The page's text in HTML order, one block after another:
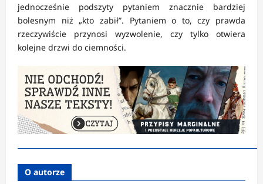
jednocześnie podszyty pytaniem znacznie bardziej
bolesnym niż „kto zabił”. Pytaniem o to, czy prawda
rzeczywiście przynosi wyzwolenie, czy tylko otwiera
kolejne drzwi do ciemności.
O autorze